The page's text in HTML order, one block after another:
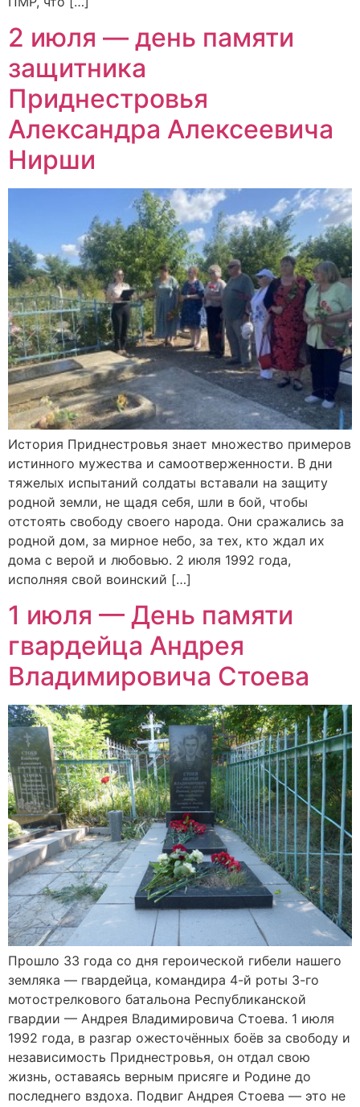
2 июля — день памяти
защитника
Приднестровья
Александра Алексеевича
Нирши
История Приднестровья знает множество примеров
истинного мужества и самоотверженности. В дни
тяжелых испытаний солдаты вставали на защиту
родной земли, не щадя себя, шли в бой, чтобы
отстоять свободу своего народа. Они сражались за
родной дом, за мирное небо, за тех, кто ждал их
дома с верой и любовью. 2 июля 1992 года,
исполняя свой воинский […]
1 июля — День памяти
гвардейца Андрея
Владимировича Стоева
Прошло 33 года со дня героической гибели нашего
земляка — гвардейца, командира 4-й роты 3-го
мотострелкового батальона Республиканской
гвардии — Андрея Владимировича Стоева. 1 июля
1992 года, в разгар ожесточённых боёв за свободу и
независимость Приднестровья, он отдал свою
жизнь, оставаясь верным присяге и Родине до
последнего вздоха. Подвиг Андрея Стоева — это не